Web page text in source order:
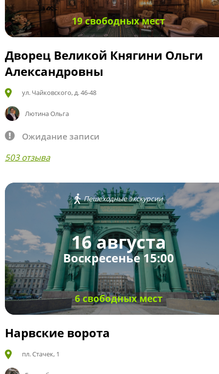
19 свободных мест
Дворец Великой Княгини Ольги
Александровны
ул. Чайковского, д. 46-48
Лютина Ольга
Ожидание записи
503 отзыва
Пешеходные экскурсии
16 августа
Воскресенье 15:00
6 свободных мест
Нарвские ворота
пл. Стачек, 1